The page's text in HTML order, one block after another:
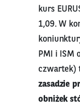
kurs
1,09. W
PMI i ISM
czwartek)
zasadzie
obniżek